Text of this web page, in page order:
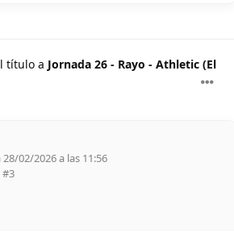
título a Jornada 26 - Rayo - Athletic (El
02/2026 a las 11:56
#3